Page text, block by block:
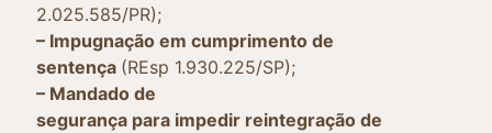
2.025.585/PR);
– Impugnação em cumprimento de
sentença (REsp 1.930.225/SP);
– Mandado de
segurança para impedir reintegração de